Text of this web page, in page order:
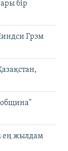
бір
Грэм
община"
ең жылдам